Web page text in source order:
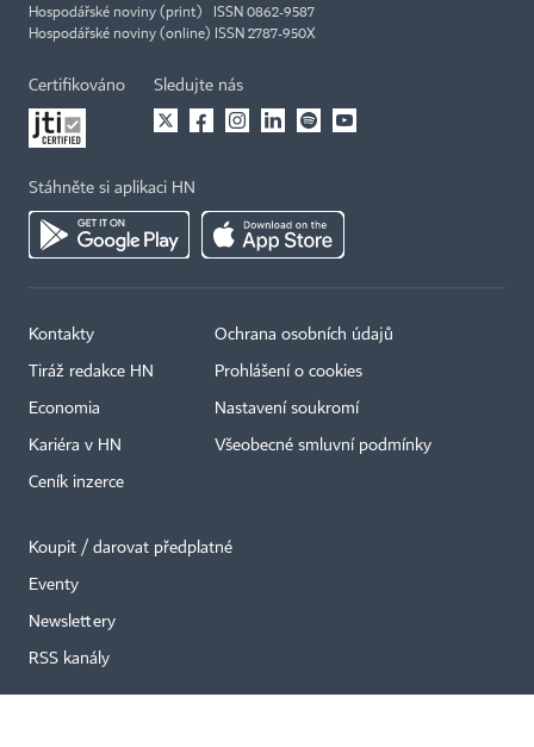
Hospodářské noviny (print) ISSN 0862-9587
Hospodářské noviny (online) ISSN 2787-950X
Certifikováno Sledujte nás
Stáhněte si aplikaci HN
Kontakty
Tiráž redakce HN
Economia
Kariéra v HN
Ceník inzerce
Ochrana osobních údajů
Prohlášení o cookies
Nastavení soukromí
Všeobecné smluvní podmínky
Koupit / darovat předplatné
Eventy
Newslettery
RSS kanály